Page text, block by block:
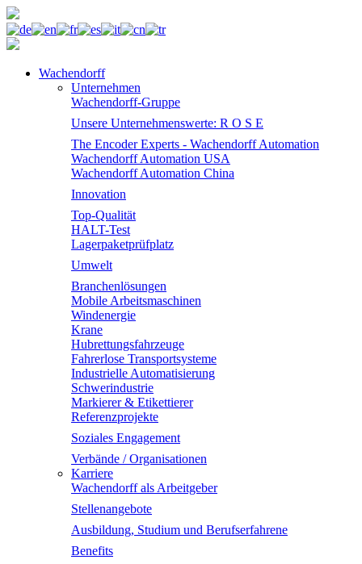
Wachendorff
Unternehmen
Wachendorff-Gruppe
Unsere Unternehmenswerte: R O S E
The Encoder Experts - Wachendorff Automation
Wachendorff Automation USA
Wachendorff Automation China
Innovation
Top-Qualität
HALT-Test
Lagerpaketprüfplatz
Umwelt
Branchenlösungen
Mobile Arbeitsmaschinen
Windenergie
Krane
Hubrettungsfahrzeuge
Fahrerlose Transportsysteme
Industrielle Automatisierung
Schwerindustrie
Markierer & Etikettierer
Referenzprojekte
Soziales Engagement
Verbände / Organisationen
Karriere
Wachendorff als Arbeitgeber
Stellenangebote
Ausbildung, Studium und Berufserfahrene
Benefits